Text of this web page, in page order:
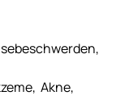
Akne,